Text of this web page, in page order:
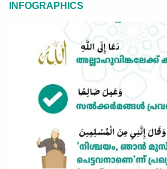
INFOGRAPHICS